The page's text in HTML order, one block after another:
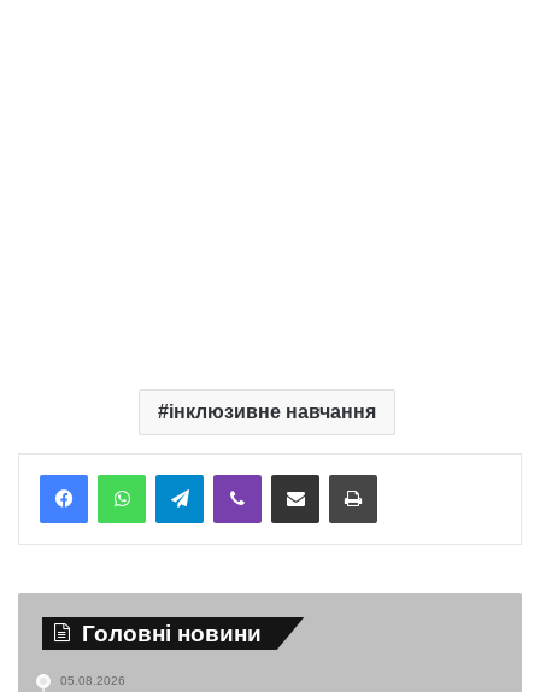
інклюзивне навчання
TelegramViber Надіслати електронною поштоюНадрукувати
Головні новини
05.08.2026